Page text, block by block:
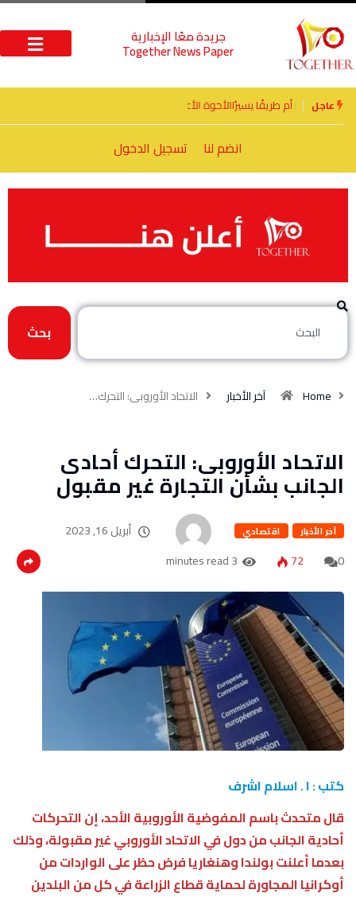
جريدة معًا الإخبارية
Together News Paper
عاجل الأخوة الأعداء وحتمًا لابد من لقاء
انضم لنا تسجيل الدخول
بحث
Home آخر الأخبار الاتحاد الأوروبى: التحرك…
الاتحاد الأوروبى: التحرك أحادى
الجانب بشأن التجارة غير مقبول
آخر الأخبار اقتصادي
أبريل 16, 2023
0
72
3 minutes read
كتب : ا . اسلام اشرف
قال متحدث باسم المفوضية الأوروبية الأحد، إن التحركات
أحادية الجانب من دول في الاتحاد الأوروبي غير مقبولة، وذلك
بعدما أعلنت بولندا وهنغاريا فرض حظر على الواردات من
أوكرانيا المجاورة لحماية قطاع الزراعة في كل من البلدين